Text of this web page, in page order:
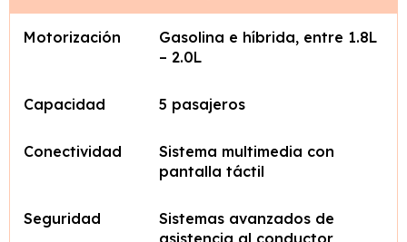
Motorización
Gasolina e híbrida, entre 1.8L
– 2.0L
Capacidad 5 pasajeros
Conectividad
Sistema multimedia con
pantalla táctil
Seguridad
Sistemas avanzados de
asistencia al conductor